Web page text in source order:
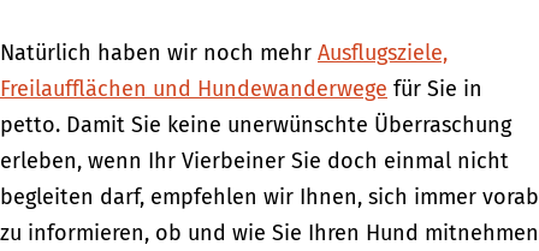
Natürlich haben wir noch mehr Ausflugsziele,
Freilaufflächen und Hundewanderwege für Sie in
petto. Damit Sie keine unerwünschte Überraschung
erleben, wenn Ihr Vierbeiner Sie doch einmal nicht
begleiten darf, empfehlen wir Ihnen, sich immer vorab
zu informieren, ob und wie Sie Ihren Hund mitnehmen